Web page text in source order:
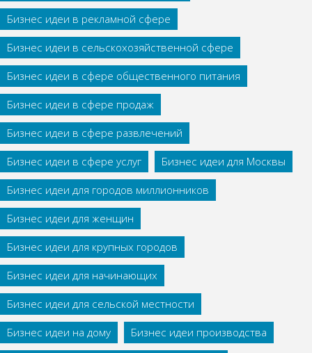
Бизнес идеи в рекламной сфере
Бизнес идеи в сельскохозяйственной сфере
Бизнес идеи в сфере общественного питания
Бизнес идеи в сфере продаж
Бизнес идеи в сфере развлечений
Бизнес идеи в сфере услуг
Бизнес идеи для Москвы
Бизнес идеи для городов миллионников
Бизнес идеи для женщин
Бизнес идеи для крупных городов
Бизнес идеи для начинающих
Бизнес идеи для сельской местности
Бизнес идеи на дому
Бизнес идеи производства